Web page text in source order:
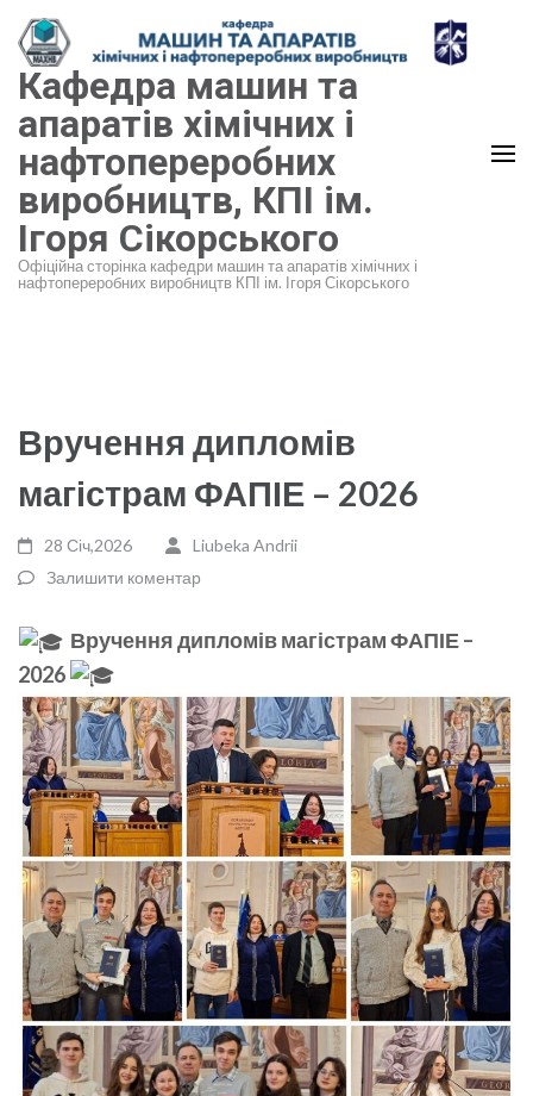
Перейти
до
вмісту
(натисніть
Enter)
Кафедра машин та
апаратів хімічних і
нафтопереробних
виробництв, КПІ ім.
Ігоря Сікорського
Офіційна сторінка кафедри машин та апаратів хімічних і
нафтопереробних виробництв КПІ ім. Ігоря Сікорського
Вручення дипломів
магістрам ФАПІЕ – 2026
28 Січ,2026
Liubeka Andrii
Залишити коментар
Вручення дипломів магістрам ФАПІЕ –
2026